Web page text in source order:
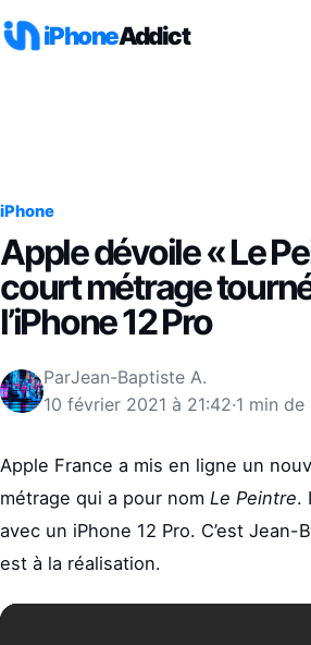
iPhoneAddict
iPhone
Apple dévoile « Le
court métrage
l’iPhone 12 Pro
ParJean-Baptiste A.
10 février 2021 à 21:42·1 min
Apple France a mis en ligne un
métrage qui a pour nom Le Peintre.
avec un iPhone 12 Pro. C’est Jean-
est à la réalisation.